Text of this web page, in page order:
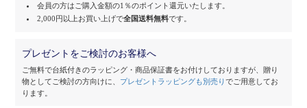
会員の方はご購入金額の1％のポイント還元いたします。
2,000円以上お買い上げで全国送料無料です。
プレゼントをご検討のお客様へ
ご無料で台紙付きのラッピング・商品保証書をお付けしておりますが、贈り
物としてご検討の方向けに、 プレゼントラッピングも別売りでご用意してお
ります。